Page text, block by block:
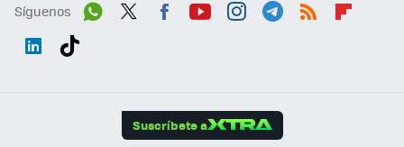
Síguenos
Suscríbete a